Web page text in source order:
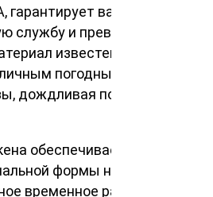
гарантирует вашей
службу и превосходный
известен своей
погодным условиям –
дождливая погода или
обеспечивает его
формы на долгие годы,
временное разбухание от